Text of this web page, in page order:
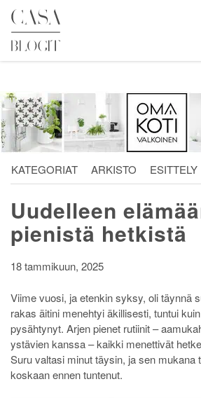
Skip
content
KATEGORIAT ARKISTO ESITTELY
Uudelleen
pienistä hetkistä
18 tammikuun, 2025
Viime vuosi, ja etenkin syksy, oli täynnä
rakas äitini menehtyi äkillisesti, tuntui
pysähtynyt. Arjen pienet rutiinit –
ystävien kanssa – kaikki menettivät
Suru valtasi minut täysin, ja sen mukana
koskaan ennen tuntenut.